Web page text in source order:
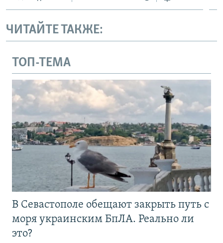
ЧИТАЙТЕ ТАКЖЕ:
ТОП-ТЕМА
В Севастополе обещают закрыть путь с
моря украинским БпЛА. Реально ли
это?